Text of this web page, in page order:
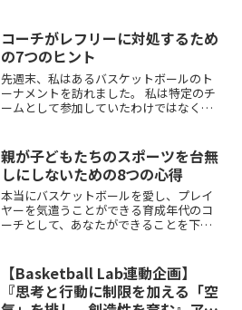
「トーステン・ロイブル氏クリニックレ
ポート テーマ「...
コーチがレフリーに対処するため
の7つのヒント
先週末、私はあるバスケットボールのト
ーナメントを訪れました。 私は特定のチ
ームとして参加していたわけではなく、
私にとって気になるコーチが数名いまし
た。彼らはあらゆる試合...
親が子どもたちのスポーツを台無
しにしないための8つの心得
本当にバスケットボールを愛し、プレイ
ヤーを気遣うことができる育成年代のコ
ーチとして、あなたができることを下記
【Basketball Lab連動企画】
『思考と行動に制限を加える「空